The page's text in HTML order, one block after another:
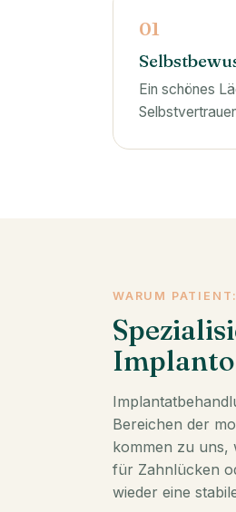
01
Ein schönes
WARUM
Bereichen der
kommen zu uns,
für Zahnlücken
wieder eine